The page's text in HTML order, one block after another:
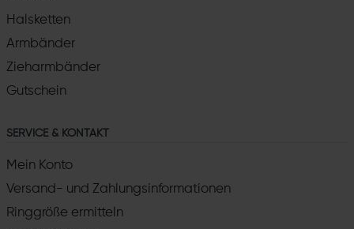
Halsketten
Armbänder
Zieharmbänder
Gutschein
SERVICE & KONTAKT
Mein Konto
Versand- und Zahlungsinformationen
Ringgröße ermitteln